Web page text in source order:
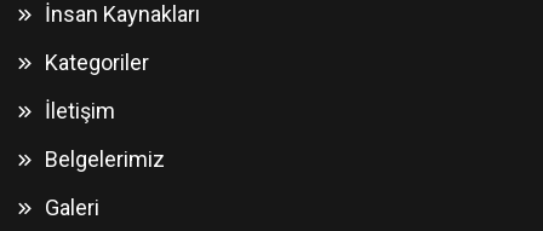
İnsan Kaynakları
Kategoriler
İletişim
Belgelerimiz
Galeri